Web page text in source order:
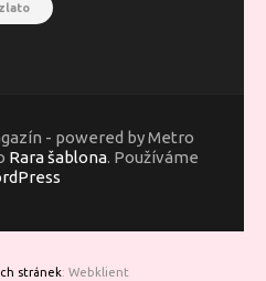
zlato
- powered by Metro
Rara šablona. Používáme
stránek: Webklient